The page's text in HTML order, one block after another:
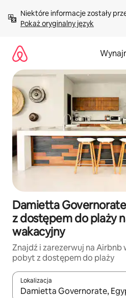
treści Pokaż oryginalny język
Damietta
z dostępem do plaży
wakacyjny
Znajdź i zarezerwuj na
pobyt z dostępem do plaży
Lokalizacja
Gdy wyniki będą dostępne,